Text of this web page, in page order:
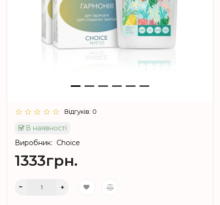
Відгуків: 0
В наявності
Виробник: Choice
1333грн.